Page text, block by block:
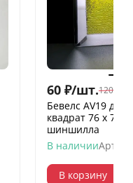
60 ₽/шт.120
Бевелс AV19
квадрат 76 х 76
шиншилла
В наличии
В корзину